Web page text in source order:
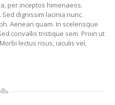
per inceptos himenaeos.
dignissim lacinia nunc.
Aenean quam. In scelerisque
convallis tristique sem. Proin ut
lectus risus, iaculis vel,